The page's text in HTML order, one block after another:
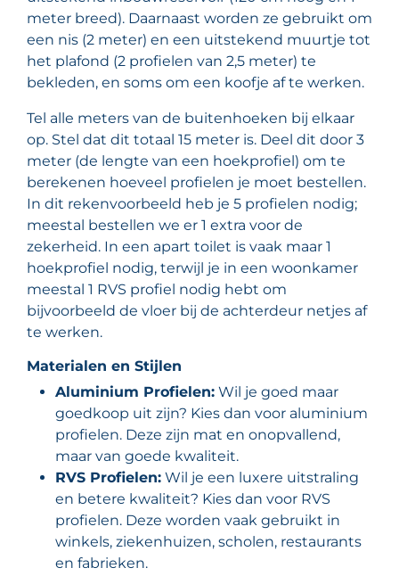
meter breed). Daarnaast worden ze gebruikt om
een nis (2 meter) en een uitstekend muurtje tot
het plafond (2 profielen van 2,5 meter) te
bekleden, en soms om een koofje af te werken.
Tel alle meters van de buitenhoeken bij elkaar
op. Stel dat dit totaal 15 meter is. Deel dit door 3
meter (de lengte van een hoekprofiel) om te
berekenen hoeveel profielen je moet bestellen.
In dit rekenvoorbeeld heb je 5 profielen nodig;
meestal bestellen we er 1 extra voor de
zekerheid. In een apart toilet is vaak maar 1
hoekprofiel nodig, terwijl je in een woonkamer
meestal 1 RVS profiel nodig hebt om
bijvoorbeeld de vloer bij de achterdeur netjes af
te werken.
Materialen en Stijlen
Aluminium Profielen: Wil je goed maar
goedkoop uit zijn? Kies dan voor aluminium
profielen. Deze zijn mat en onopvallend,
maar van goede kwaliteit.
RVS Profielen: Wil je een luxere uitstraling
en betere kwaliteit? Kies dan voor RVS
profielen. Deze worden vaak gebruikt in
winkels, ziekenhuizen, scholen, restaurants
en fabrieken.